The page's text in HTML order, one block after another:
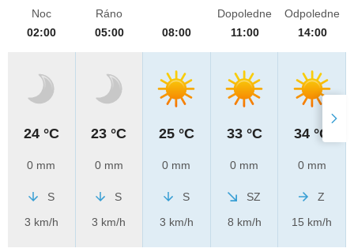
Noc
02:00
24 °C
0 mm
S
3 km/h
Ráno
05:00
23 °C
0 mm
S
3 km/h
08:00
25 °C
0 mm
S
3 km/h
Dopoledne
11:00
33 °C
0 mm
SZ
8 km/h
Odpoledne
14:00
34 °C
0 mm
Z
15 km/h